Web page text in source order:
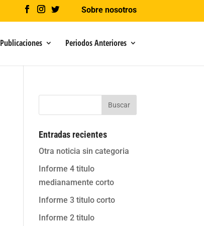
Sobre nosotros
Publicaciones Periodos Anteriores
Buscar
Entradas recientes
Otra noticia sin categoria
Informe 4 titulo
medianamente corto
Informe 3 titulo corto
Informe 2 titulo